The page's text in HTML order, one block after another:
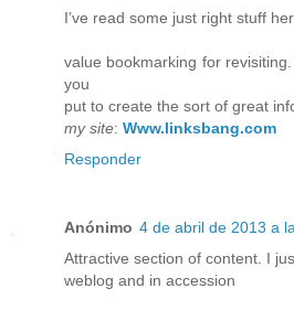
I’ve read some just right stuff
value bookmarking for
you
put to create the sort of great
my site: Www.linksbang.com
Responder
Anónimo 4 de abril de 2013 a
Attractive section of content. I
weblog and in accession